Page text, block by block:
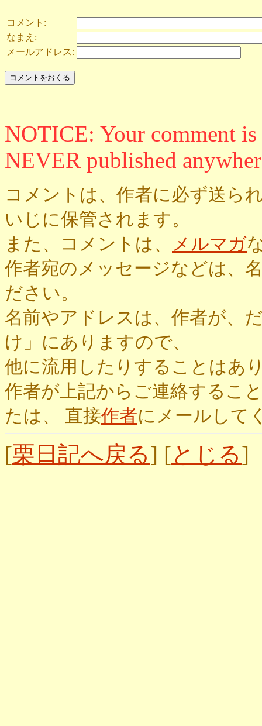
コメント:
なまえ:
メールアドレス:
NOTICE: Your comment
NEVER published
コメントは、作者に必ず送ら
いじに保管されます。
また、コメントは、
メルマガ
作者宛のメッセージなどは、
ださい。
名前やアドレスは、作者が、
け」にありますので、
他に流用したりすることはあ
作者が上記からご連絡するこ
たは、 直接作者にメールして
[栗日記へ戻る] [とじる]